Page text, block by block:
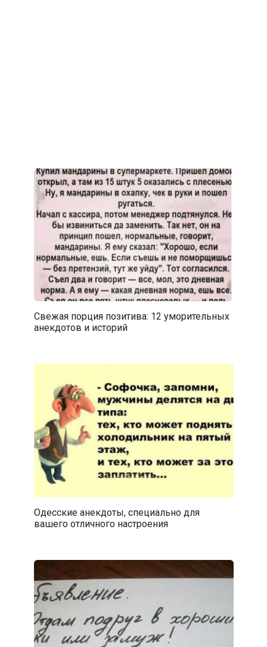
Свежая порция позитива: 12 уморительных
анекдотов и историй
Одесские анекдоты, специально для
вашего отличного настроения